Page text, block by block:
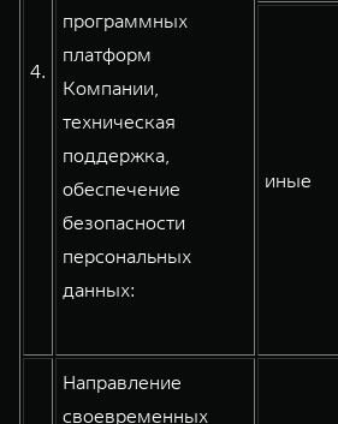
4.
программных
платформ
Компании,
техническая
поддержка,
обеспечение
безопасности
персональных
данных:
иные
Направление
своевременных